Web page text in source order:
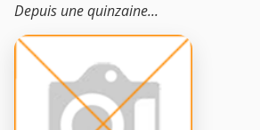
Depuis une quinzaine...